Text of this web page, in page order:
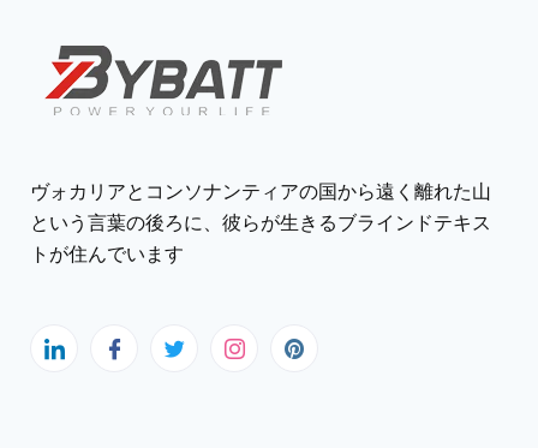
ヴォカリアとコンソナンティアの国から遠く離れた山
という言葉の後ろに、彼らが生きるブラインドテキス
トが住んでいます